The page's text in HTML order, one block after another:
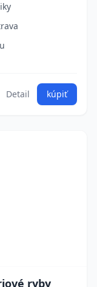
Detail kúpiť
ryby